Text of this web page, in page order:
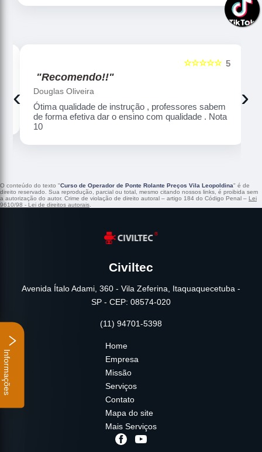
5
☆☆☆☆☆
"Recomendo!!"
Douglas Oliveira
Ótima qualidade de instrução , professores sabem
de forma efetiva dar o ensino com qualidade . Nota
10
‹ ›
O conteúdo do texto "Curso de Operador de Ponte Rolante Preços Vila Leopoldina" é de
direito reservado. Sua reprodução, parcial ou total, mesmo citando nossos links, é proibida sem
a autorização do autor. Crime de violação de direito autoral – artigo 184 do Código Penal – Lei
9610/98 - Lei de direitos autorais.
Civiltec
Avenida Ítalo Adami, 360 - Vila Zeferina, Itaquaquecetuba -
SP - CEP: 08574-020
(11) 94701-5398
Home
Empresa
Missão
Serviços
Contato
Mapa do site
Mais Serviços
Informações